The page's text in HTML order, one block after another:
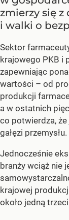
zmierzy się z
i walki o
Sektor
krajowego PKB i
zapewniając
wartości – od
produkcji
a w ostatnich
co potwierdza,
gałęzi przemysłu.
Jednocześnie
branży wciąż nie
krajowej
około jedną